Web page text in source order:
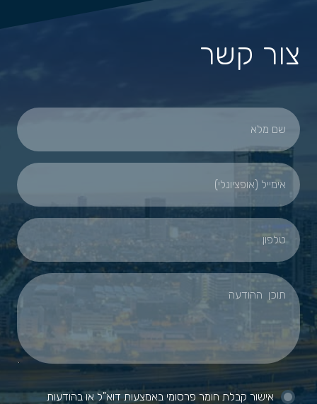
צור קשר
אישור קבלת חומר פרסומי באמצעות דוא"ל או בהודעות